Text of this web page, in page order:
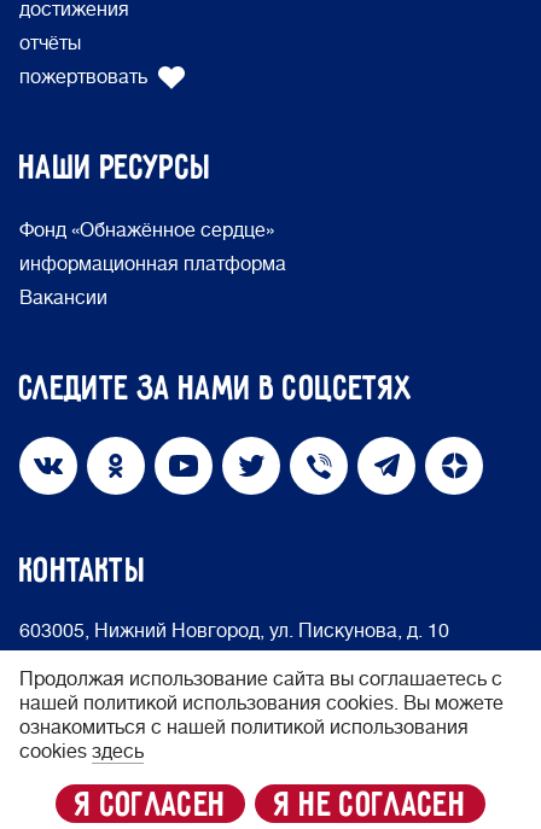
достижения
отчёты
пожертвовать
Наши ресурсы
Фонд «Обнажённое сердце»
информационная платформа
Вакансии
Следите за нами в соцсетях
КОНТАКТЫ
603005, Нижний Новгород, ул. Пискунова, д. 10
info@nakedheart.ru
8 (800) 500-66-75
© 2024 Фонд «Обнажённые сердца»
Продолжая использование сайта вы соглашаетесь с
нашей политикой использования cookies. Вы можете
ознакомиться с нашей политикой использования
cookies здесь
я согласен я не согласен